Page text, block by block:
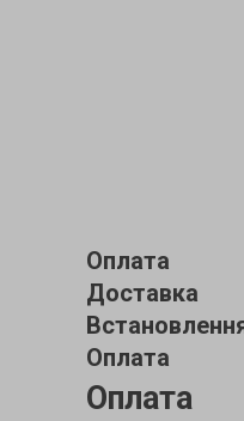
Оплата
Доставка
Оплата
Оплата